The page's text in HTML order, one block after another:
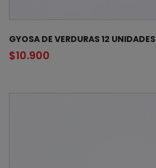
GYOSA DE VERDURAS 12 UNIDADES
$10.900